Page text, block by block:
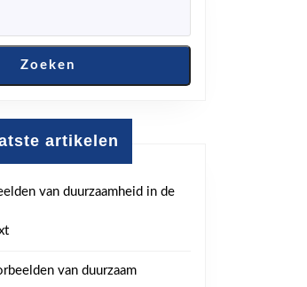
Zoeken
artikelen
van duurzaamheid in de
van duurzaam